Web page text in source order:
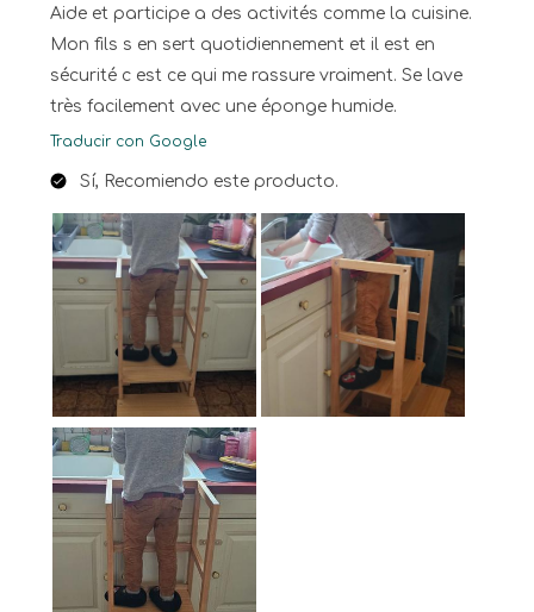
Aide et participe a des activités comme la cuisine.
Mon fils s en sert quotidiennement et il est en
sécurité c est ce qui me rassure vraiment. Se lave
très facilement avec une éponge humide.
Traducir con Google
Sí, Recomiendo este producto.